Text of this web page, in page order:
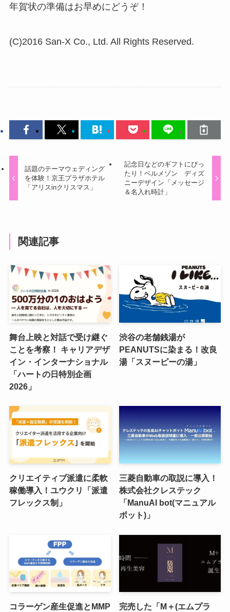
年賀状の準備はお早めにどうぞ！
(C)2016 San-X Co., Ltd. All Rights Reserved.
話題のテーマウェディング
を体験！京王プラザホテル
「アリスinクリスマス」
記念日などのギフトにぴっ
たり！ベルメゾン ディズ
ニーデザイン「メッセージ
＆名入れ時計」
関連記事
舞台上映と対話で受け継ぐ
ことを考察！ キャリアデザ
イン・インターナショナル
「ハートの日特別企画
2026」
渋谷の老舗銭湯が
PEANUTSに染まる！改良
湯「スヌーピーの湯」
クリエイティブ派遣に柔軟
稼働導入！ユウクリ「派遣
フレックス制」
三菱自動車の取説に導入！
株式会社クレステック
「ManuAI bot(マニュアル
ボット)」
コラーゲン産生促進とMMP
完売した「M＋(エムプラ